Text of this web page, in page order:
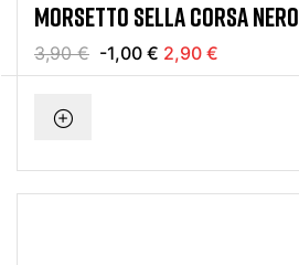
MORSETTO SELLA CORSA NERO
3,90 € -1,00 € 2,90 €